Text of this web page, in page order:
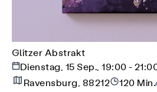
Glitzer Abstrakt
Dienstag, 15 Sep., 19:00 -
Ravensburg, 88212
120 Min.